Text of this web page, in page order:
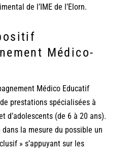
de l’IME de l’Elorn.
Médico-
Médico Educatif
prestations spécialisées à
d’adolescents (de 6 à 20 ans).
la mesure du possible un
» s’appuyant sur les